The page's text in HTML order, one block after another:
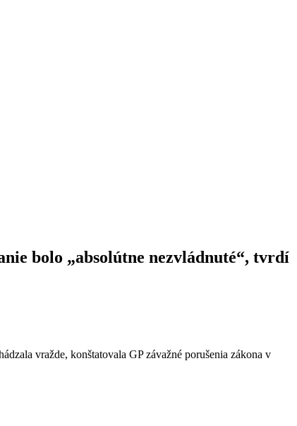
bolo „absolútne nezvládnuté“, tvrdí
vražde, konštatovala GP závažné porušenia zákona v